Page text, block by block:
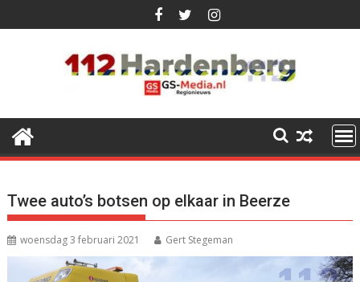
naar
Twee auto’s botsen op elkaar in Beerze
woensdag 3 februari 2021 Gert Stegeman